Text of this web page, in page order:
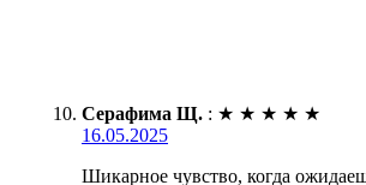
Серафима Щ. : ★ ★ ★ ★ ★
16.05.2025
Шикарное чувство, когда